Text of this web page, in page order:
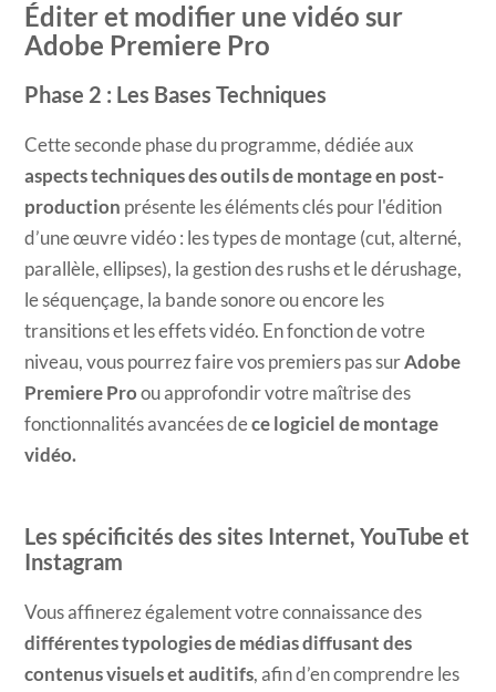
Éditer et modifier une vidéo sur
Adobe Premiere Pro
Phase 2 : Les Bases Techniques
Cette seconde phase du programme, dédiée aux
aspects techniques des outils de montage en post-
production présente les éléments clés pour l'édition
d’une œuvre vidéo : les types de montage (cut, alterné,
parallèle, ellipses), la gestion des rushs et le dérushage,
le séquençage, la bande sonore ou encore les
transitions et les effets vidéo. En fonction de votre
niveau, vous pourrez faire vos premiers pas surAdobe
Premiere Pro ou approfondir votre maîtrise des
fonctionnalités avancées dece logiciel de montage
vidéo.
Les spécificités des sites Internet, YouTube et
Instagram
Vous affinerez également votre connaissance des
différentes typologies de médias diffusant des
contenus visuels et auditifs, afin d’en comprendre les